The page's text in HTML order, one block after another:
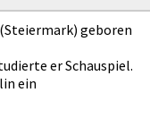
geboren
er Schauspiel.
ein